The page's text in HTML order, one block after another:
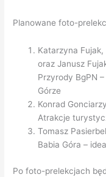
Planowane foto-
Katarzyna Fujak,
oraz Janusz
Przyrody BgPN
Górze
Konrad
Atrakcje
Tomasz
Babia Góra –
Po foto-prelekcjach